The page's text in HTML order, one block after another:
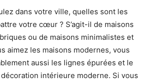
dans votre ville, quelles sont les
votre cœur ? S’agit-il de maisons
ou de maisons minimalistes et
aimez les maisons modernes, vous
aussi les lignes épurées et le
intérieure moderne. Si vous